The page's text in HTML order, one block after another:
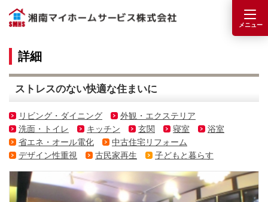
詳細
ストレスのない快適な住まいに
リビング・ダイニング
外観・エクステリア
洗面・トイレ
キッチン 玄関 寝室
浴室
省エネ・オール電化
中古住宅リフォーム
デザイン性重視
古民家再生 子どもと暮らす